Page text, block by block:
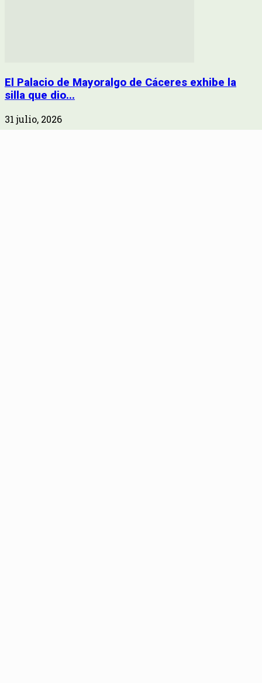
El Palacio de Mayoralgo de Cáceres exhibe la
silla que dio...
31 julio, 2026